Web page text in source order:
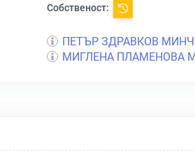
Собственост:
ПЕТЪР ЗДРАВКОВ
МИГЛЕНА ПЛАМЕНОВА